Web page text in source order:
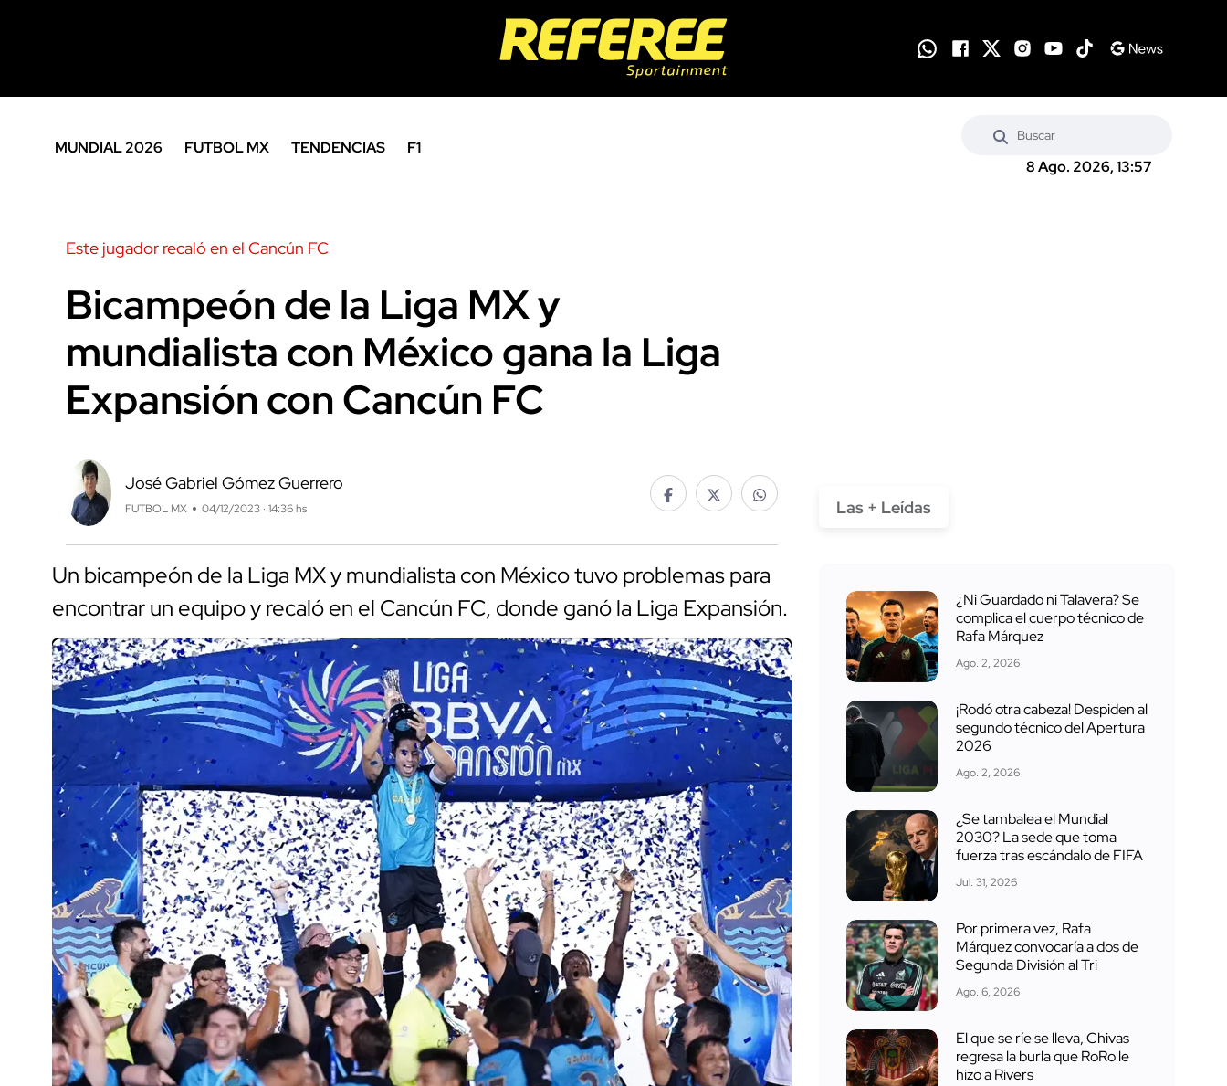
MUNDIAL 2026 FUTBOL MX TENDENCIAS
F1
8 Ago. 2026, 13:57
Este jugador recaló en el Cancún FC
Bicampeón de la Liga MX y
mundialista con México gana la Liga
Expansión con Cancún FC
José Gabriel Gómez Guerrero
FUTBOL MX 04/12/2023 · 14:36 hs
Un bicampeón de la Liga MX y mundialista con México tuvo problemas para
encontrar un equipo y recaló en el Cancún FC, donde ganó la Liga Expansión.
Las + Leídas
¿Ni Guardado ni Talavera? Se
complica el cuerpo técnico de
Rafa Márquez
Ago. 2, 2026
¡Rodó otra cabeza! Despiden al
segundo técnico del Apertura
2026
Ago. 2, 2026
¿Se tambalea el Mundial
2030? La sede que toma
fuerza tras escándalo de FIFA
Jul. 31, 2026
Por primera vez, Rafa
Márquez convocaría a dos de
Segunda División al Tri
Ago. 6, 2026
El que se ríe se lleva, Chivas
regresa la burla que RoRo le
hizo a Rivers